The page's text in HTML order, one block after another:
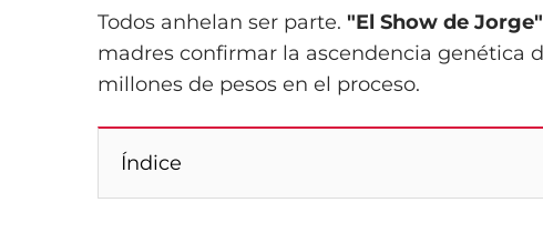
Todos anhelan ser parte. "El Show de Jorge"
madres confirmar la ascendencia genética
millones de pesos en el proceso.
Índice